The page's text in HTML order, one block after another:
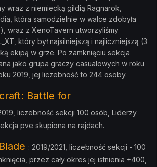
wraz z niemiecką gildią Ragnarok,
która samodzielnie w walce zdobyła
wraz z XenoTavern utworzyliśmy
który był najsilniejszą i najliczniejszą (3
ekipą w grze. Po zamknięciu sekcja
jako grupa graczy casualowych w roku
2019, jej liczebność to 244 osoby.
Battle for
liczebność sekcji 100 osób, Liderzy
pve skupiona na rajdach.
: 2019/2021, liczebność sekcji - 100
przez cały okres jej istnienia +400,